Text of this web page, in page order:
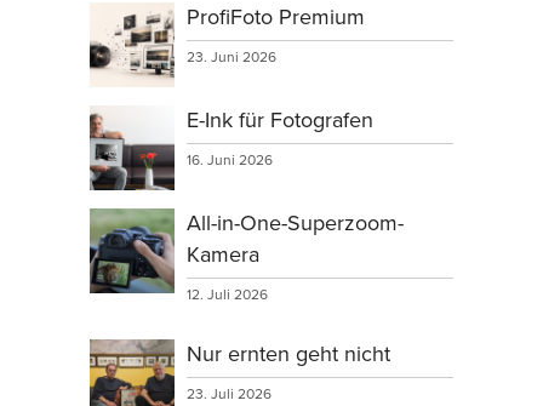
ProfiFoto Premium
23. Juni 2026
E-Ink für Fotografen
16. Juni 2026
All-in-One-Superzoom-
Kamera
12. Juli 2026
Nur ernten geht nicht
23. Juli 2026